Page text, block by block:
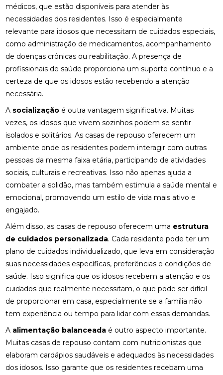
médicos, que estão disponíveis para atender às
necessidades dos residentes. Isso é especialmente
relevante para idosos que necessitam de cuidados especiais,
como administração de medicamentos, acompanhamento
de doenças crônicas ou reabilitação. A presença de
profissionais de saúde proporciona um suporte contínuo e a
certeza de que os idosos estão recebendo a atenção
necessária.
A socialização é outra vantagem significativa. Muitas
vezes, os idosos que vivem sozinhos podem se sentir
isolados e solitários. As casas de repouso oferecem um
ambiente onde os residentes podem interagir com outras
pessoas da mesma faixa etária, participando de atividades
sociais, culturais e recreativas. Isso não apenas ajuda a
combater a solidão, mas também estimula a saúde mental e
emocional, promovendo um estilo de vida mais ativo e
engajado.
Além disso, as casas de repouso oferecem uma estrutura
de cuidados personalizada. Cada residente pode ter um
plano de cuidados individualizado, que leva em consideração
suas necessidades específicas, preferências e condições de
saúde. Isso significa que os idosos recebem a atenção e os
cuidados que realmente necessitam, o que pode ser difícil
de proporcionar em casa, especialmente se a família não
tem experiência ou tempo para lidar com essas demandas.
A alimentação balanceada é outro aspecto importante.
Muitas casas de repouso contam com nutricionistas que
elaboram cardápios saudáveis e adequados às necessidades
dos idosos. Isso garante que os residentes recebam uma